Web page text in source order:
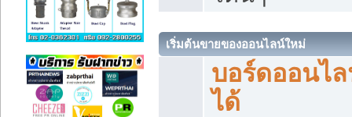
เริ่มต้นขายของออนไลน์ใหม่
บอร์ดออนไ
ได้